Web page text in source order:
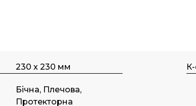
230 х 230 мм
Бічна, Плечова,
Протекторна